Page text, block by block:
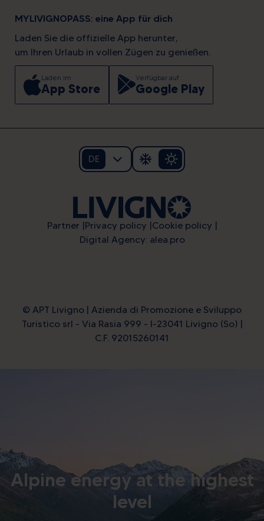
MYLIVIGNOPASS: eine App für dich
Laden Sie die offizielle App herunter,
um Ihren Urlaub in vollen Zügen zu genießen.
Laden im
App Store
Verfügbar auf
Google Play
DE
Partner Privacy policy Cookie policy
Digital Agency: alea.pro
© APT Livigno | Azienda di Promozione e Sviluppo
Turistico srl - Via Rasia 999 - I-23041 Livigno (So) |
C.F. 92015260141
Alpine energy at the highest
level